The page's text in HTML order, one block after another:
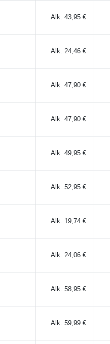
Alk. 43,95 €
Alk. 24,46 €
Alk. 47,90 €
Alk. 47,90 €
Alk. 49,95 €
Alk. 52,95 €
Alk. 19,74 €
Alk. 24,06 €
Alk. 58,95 €
Alk. 59,99 €